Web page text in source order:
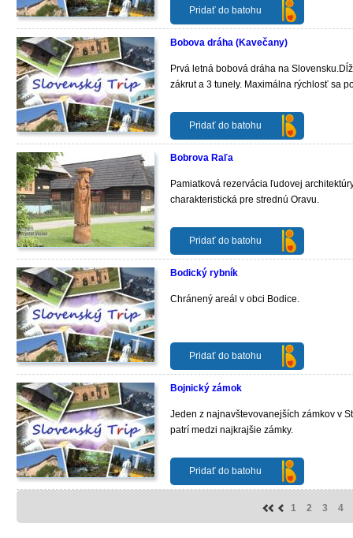
Pridať do batohu
Bobova dráha (Kavečany)
Prvá letná bobová dráha na
zákrut a 3 tunely. Maximálna rýchlosť sa
Pridať do batohu
Bobrova Raľa
Pamiatková rezervácia ľudovej
charakteristická pre strednú Oravu.
Pridať do batohu
Bodický rybník
Chránený areál v obci Bodice.
Pridať do batohu
Bojnický zámok
Jeden z najnavštevovanejších zámkov v
patrí medzi najkrajšie zámky.
Pridať do batohu
1 2 3 4